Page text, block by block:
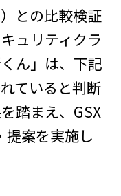
との比較検証
ュリティクラ
ん」は、下記
ていると判断
踏まえ、GSX
提案を実施し